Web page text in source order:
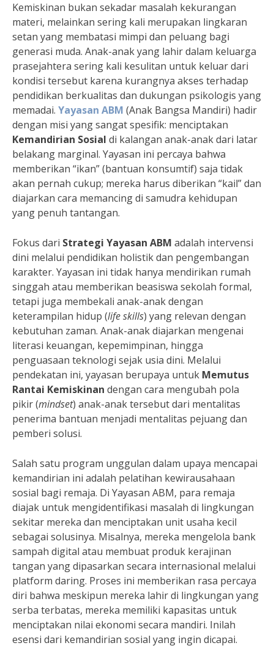
Kemiskinan bukan sekadar masalah kekurangan
materi, melainkan sering kali merupakan lingkaran
setan yang membatasi mimpi dan peluang bagi
generasi muda. Anak-anak yang lahir dalam keluarga
prasejahtera sering kali kesulitan untuk keluar dari
kondisi tersebut karena kurangnya akses terhadap
pendidikan berkualitas dan dukungan psikologis yang
memadai. Yayasan ABM (Anak Bangsa Mandiri) hadir
dengan misi yang sangat spesifik: menciptakan
Kemandirian Sosial di kalangan anak-anak dari latar
belakang marginal. Yayasan ini percaya bahwa
memberikan “ikan” (bantuan konsumtif) saja tidak
akan pernah cukup; mereka harus diberikan “kail” dan
diajarkan cara memancing di samudra kehidupan
yang penuh tantangan.
Fokus dari Strategi Yayasan ABM adalah intervensi
dini melalui pendidikan holistik dan pengembangan
karakter. Yayasan ini tidak hanya mendirikan rumah
singgah atau memberikan beasiswa sekolah formal,
tetapi juga membekali anak-anak dengan
keterampilan hidup (life skills) yang relevan dengan
kebutuhan zaman. Anak-anak diajarkan mengenai
literasi keuangan, kepemimpinan, hingga
penguasaan teknologi sejak usia dini. Melalui
pendekatan ini, yayasan berupaya untuk Memutus
Rantai Kemiskinan dengan cara mengubah pola
pikir (mindset) anak-anak tersebut dari mentalitas
penerima bantuan menjadi mentalitas pejuang dan
pemberi solusi.
Salah satu program unggulan dalam upaya mencapai
kemandirian ini adalah pelatihan kewirausahaan
sosial bagi remaja. Di Yayasan ABM, para remaja
diajak untuk mengidentifikasi masalah di lingkungan
sekitar mereka dan menciptakan unit usaha kecil
sebagai solusinya. Misalnya, mereka mengelola bank
sampah digital atau membuat produk kerajinan
tangan yang dipasarkan secara internasional melalui
platform daring. Proses ini memberikan rasa percaya
diri bahwa meskipun mereka lahir di lingkungan yang
serba terbatas, mereka memiliki kapasitas untuk
menciptakan nilai ekonomi secara mandiri. Inilah
esensi dari kemandirian sosial yang ingin dicapai.